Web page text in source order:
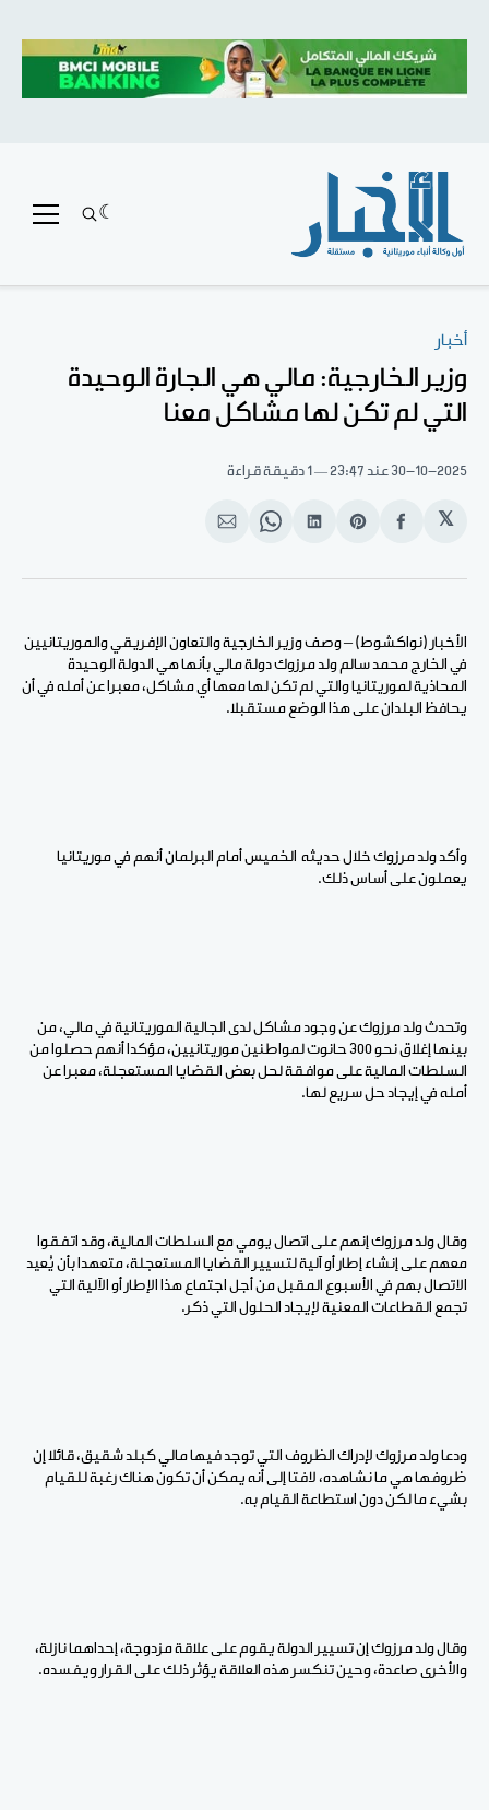
أخبار
وزير الخارجية: مالي هي الجارة الوحيدة
التي لم تكن لها مشاكل معنا
30-10-2025 عند 23:47 1 دقيقة قراءة
𝕏
انشر
الفيسبوك
Share
Pinterest
انشر
لينكد
Share
WhatsApp
انشر
الإيميل
الأخبار (نواكشوط) – وصف وزير الخارجية والتعاون الإفريقي والموريتانيين
في الخارج محمد سالم ولد مرزوك دولة مالي بأنها هي الدولة الوحيدة
المحاذية لموريتانيا والتي لم تكن لها معها أي مشاكل، معبرا عن أمله في أن
يحافظ البلدان على هذا الوضع مستقبلا.
وأكد ولد مرزوك خلال حديثه الخميس أمام البرلمان أنهم في موريتانيا
يعملون على أساس ذلك.
وتحدث ولد مرزوك عن وجود مشاكل لدى الجالية الموريتانية في مالي، من
بينها إغلاق نحو 300 حانوت لمواطنين موريتانيين، مؤكدا أنهم حصلوا من
السلطات المالية على موافقة لحل بعض القضايا المستعجلة، معبرا عن
أمله في إيجاد حل سريع لها.
وقال ولد مرزوك إنهم على اتصال يومي مع السلطات المالية، وقد اتفقوا
معهم على إنشاء إطار أو آلية لتسيير القضايا المستعجلة، متعهدا بأن يُعيد
الاتصال بهم في الأسبوع المقبل من أجل اجتماع هذا الإطار أو الآلية التي
تجمع القطاعات المعنية لإيجاد الحلول التي ذكر.
ودعا ولد مرزوك لإدراك الظروف التي توجد فيها مالي كبلد شقيق، قائلا إن
ظروفها هي ما نشاهده، لافتا إلى أنه يمكن أن تكون هناك رغبة للقيام
بشيء ما لكن دون استطاعة القيام به.
وقال ولد مرزوك إن تسيير الدولة يقوم على علاقة مزدوجة، إحداهما نازلة،
والأخرى صاعدة، وحين تنكسر هذه العلاقة يؤثر ذلك على القرار ويفسده.